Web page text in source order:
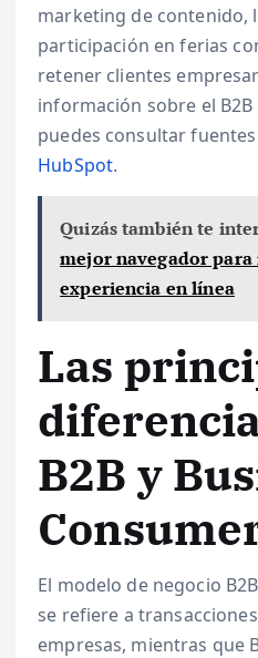
marketing de contenido,
participación en ferias
retener clientes
información sobre el
puedes consultar
HubSpot.
Quizás también te
mejor navegador
experiencia en línea
Las
B2B y
El modelo de negocio
se refiere a
empresas, mientras que